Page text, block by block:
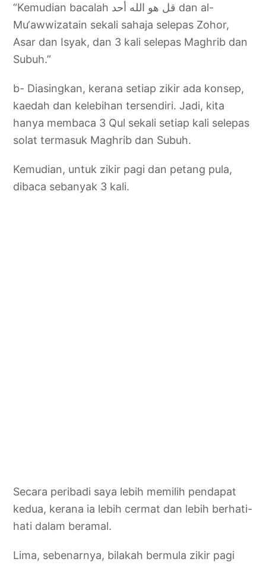
“Kemudian bacalah قل هو الله أحد dan al-
Mu‘awwizatain sekali sahaja selepas Zohor,
Asar dan Isyak, dan 3 kali selepas Maghrib dan
Subuh.”
b- Diasingkan, kerana setiap zikir ada konsep,
kaedah dan kelebihan tersendiri. Jadi, kita
hanya membaca 3 Qul sekali setiap kali selepas
solat termasuk Maghrib dan Subuh.
Kemudian, untuk zikir pagi dan petang pula,
dibaca sebanyak 3 kali.
Secara peribadi saya lebih memilih pendapat
kedua, kerana ia lebih cermat dan lebih berhati-
hati dalam beramal.
Lima, sebenarnya, bilakah bermula zikir pagi